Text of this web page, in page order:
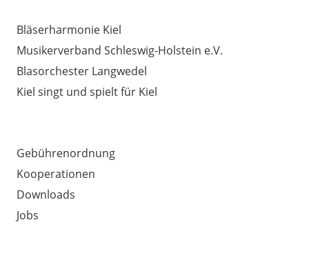
Bläserharmonie Kiel
Musikerverband Schleswig-Holstein e.V.
Blasorchester Langwedel
Kiel singt und spielt für Kiel
Gebührenordnung
Kooperationen
Downloads
Jobs